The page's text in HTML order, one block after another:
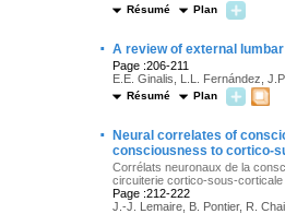
Résumé Plan
· A review of external
Page :206-211
E.E. Ginalis, L.L. Fernández,
Résumé Plan
·
Neural correlates of
consciousness to cortico-
Corrélats neuronaux de la
circuiterie cortico-sous-corticale
Page :212-222
J.-J. Lemaire, B. Pontier, R.